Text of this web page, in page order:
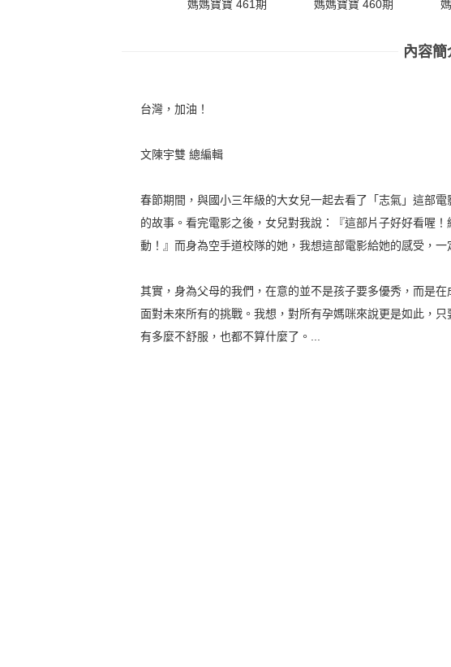
媽媽寶寶 461期 媽媽寶寶 460期
內容簡
台灣，加油！
文陳宇雙 總編輯
春節期間，與國小三年級的大女兒一起去看了「志氣」這部
的故事。看完電影之後，女兒對我說：『這部片子好好看喔
動！』而身為空手道校隊的她，我想這部電影給她的感受，一
其實，身為父母的我們，在意的並不是孩子要多優秀，而是
面對未來所有的挑戰。我想，對所有孕媽咪來說更是如此，
有多麼不舒服，也都不算什麼了。...